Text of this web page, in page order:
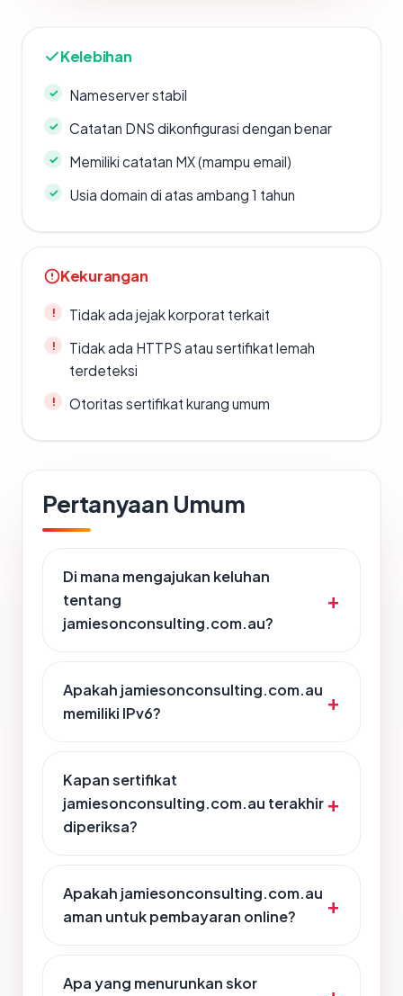
Kelebihan
Nameserver stabil
Catatan DNS dikonfigurasi dengan benar
Memiliki catatan MX (mampu email)
Usia domain di atas ambang 1 tahun
Kekurangan
Tidak ada jejak korporat terkait
Tidak ada HTTPS atau sertifikat lemah
terdeteksi
Otoritas sertifikat kurang umum
Pertanyaan Umum
Di mana mengajukan keluhan
tentang
jamiesonconsulting.com.au?
Apakah jamiesonconsulting.com.au
memiliki IPv6?
Kapan sertifikat
jamiesonconsulting.com.au terakhir
diperiksa?
Apakah jamiesonconsulting.com.au
aman untuk pembayaran online?
Apa yang menurunkan skor